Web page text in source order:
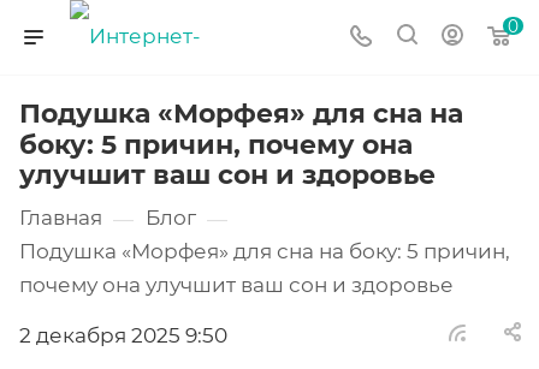
0
Подушка «Морфея» для сна на
боку: 5 причин, почему она
улучшит ваш сон и здоровье
Главная — Блог —
Подушка «Морфея» для сна на боку: 5 причин,
почему она улучшит ваш сон и здоровье
2 декабря 2025 9:50